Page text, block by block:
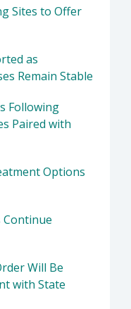
Sites to Offer
as
Remain Stable
Following
Paired with
Options
Continue
Will Be
with State